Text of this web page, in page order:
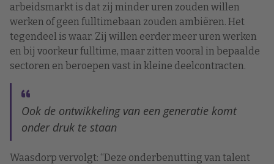
arbeidsmarkt is dat zij minder uren zouden willen
werken of geen fulltimebaan zouden ambiëren. Het
tegendeel is waar. Zij willen eerder meer uren werken
en bij voorkeur fulltime, maar zitten vooral in bepaalde
sectoren en beroepen vast in kleine deelcontracten.
Ook de ontwikkeling van een generatie komt
onder druk te staan
Waasdorp vervolgt: “Deze onderbenutting van talent